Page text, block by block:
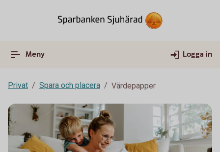
Meny Logga in
Privat Spara och placera Värdepapper